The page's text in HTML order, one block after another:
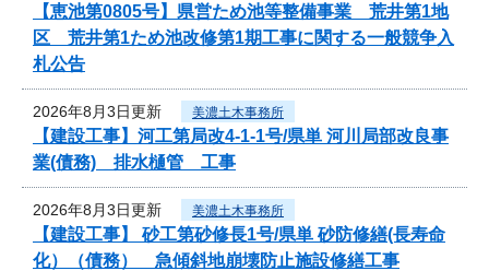
【恵池第0805号】県営ため池等整備事業 荒井第1地
区 荒井第1ため池改修第1期工事に関する一般競争入
札公告
2026年8月3日更新 美濃土木事務所
【建設工事】河工第局改4-1-1号/県単 河川局部改良事
業(債務) 排水樋管 工事
2026年8月3日更新 美濃土木事務所
【建設工事】 砂工第砂修長1号/県単 砂防修繕(長寿命
化）（債務） 急傾斜地崩壊防止施設修繕工事